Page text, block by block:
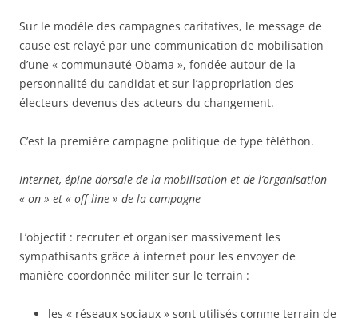
Sur le modèle des campagnes caritatives, le message de
cause est relayé par une communication de mobilisation
d’une « communauté Obama », fondée autour de la
personnalité du candidat et sur l’appropriation des
électeurs devenus des acteurs du changement.
C’est la première campagne politique de type téléthon.
Internet, épine dorsale de la mobilisation et de l’organisation
« on » et « off line » de la campagne
L’objectif : recruter et organiser massivement les
sympathisants grâce à internet pour les envoyer de
manière coordonnée militer sur le terrain :
les « réseaux sociaux » sont utilisés comme terrain de